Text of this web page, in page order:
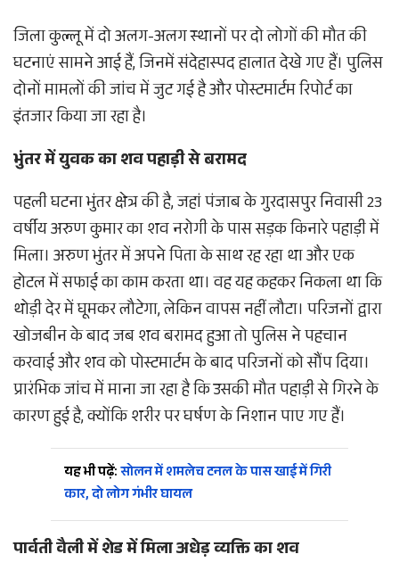
जिला कुल्लू में दो अलग-अलग स्थानों पर दो लोगों की मौत की
घटनाएं सामने आई हैं, जिनमें संदेहास्पद हालात देखे गए हैं। पुलिस
दोनों मामलों की जांच में जुट गई है और पोस्टमार्टम रिपोर्ट का
इंतजार किया जा रहा है।
भुंतर में युवक का शव पहाड़ी से बरामद
पहली घटना भुंतर क्षेत्र की है, जहां पंजाब के गुरदासपुर निवासी 23
वर्षीय अरुण कुमार का शव नरोगी के पास सड़क किनारे पहाड़ी में
मिला। अरुण भुंतर में अपने पिता के साथ रह रहा था और एक
होटल में सफाई का काम करता था। वह यह कहकर निकला था कि
थोड़ी देर में घूमकर लौटेगा, लेकिन वापस नहीं लौटा। परिजनों द्वारा
खोजबीन के बाद जब शव बरामद हुआ तो पुलिस ने पहचान
करवाई और शव को पोस्टमार्टम के बाद परिजनों को सौंप दिया।
प्रारंभिक जांच में माना जा रहा है कि उसकी मौत पहाड़ी से गिरने के
कारण हुई है, क्योंकि शरीर पर घर्षण के निशान पाए गए हैं।
यह भी पढ़ें:सोलन में शमलेच टनल के पास खाई में गिरी
कार, दो लोग गंभीर घायल
पार्वती वैली में शेड में मिला अधेड़ व्यक्ति का शव